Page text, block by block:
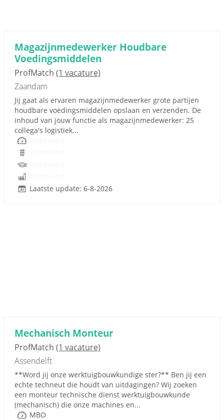
Magazijnmedewerker Houdbare
Voedingsmiddelen
ProfMatch (1 vacature)
Zaandam
Jij gaat als ervaren magazijnmedewerker grote partijen
houdbare voedingsmiddelen opslaan en verzenden. De
inhoud van jouw functie als magazijnmedewerker: 25
collega's logistiek...
Laatste update: 6-8-2026
Mechanisch Monteur
ProfMatch (1 vacature)
Assendelft
**Word jij onze werktuigbouwkundige ster?** Ben jij een
echte techneut die houdt van uitdagingen? Wij zoeken
een monteur technische dienst werktuigbouwkunde
(mechanisch) die onze machines en...
MBO